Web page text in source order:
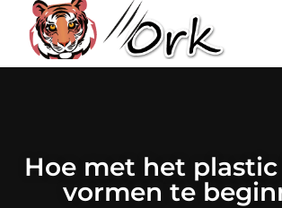
Hoe met het
vormen te